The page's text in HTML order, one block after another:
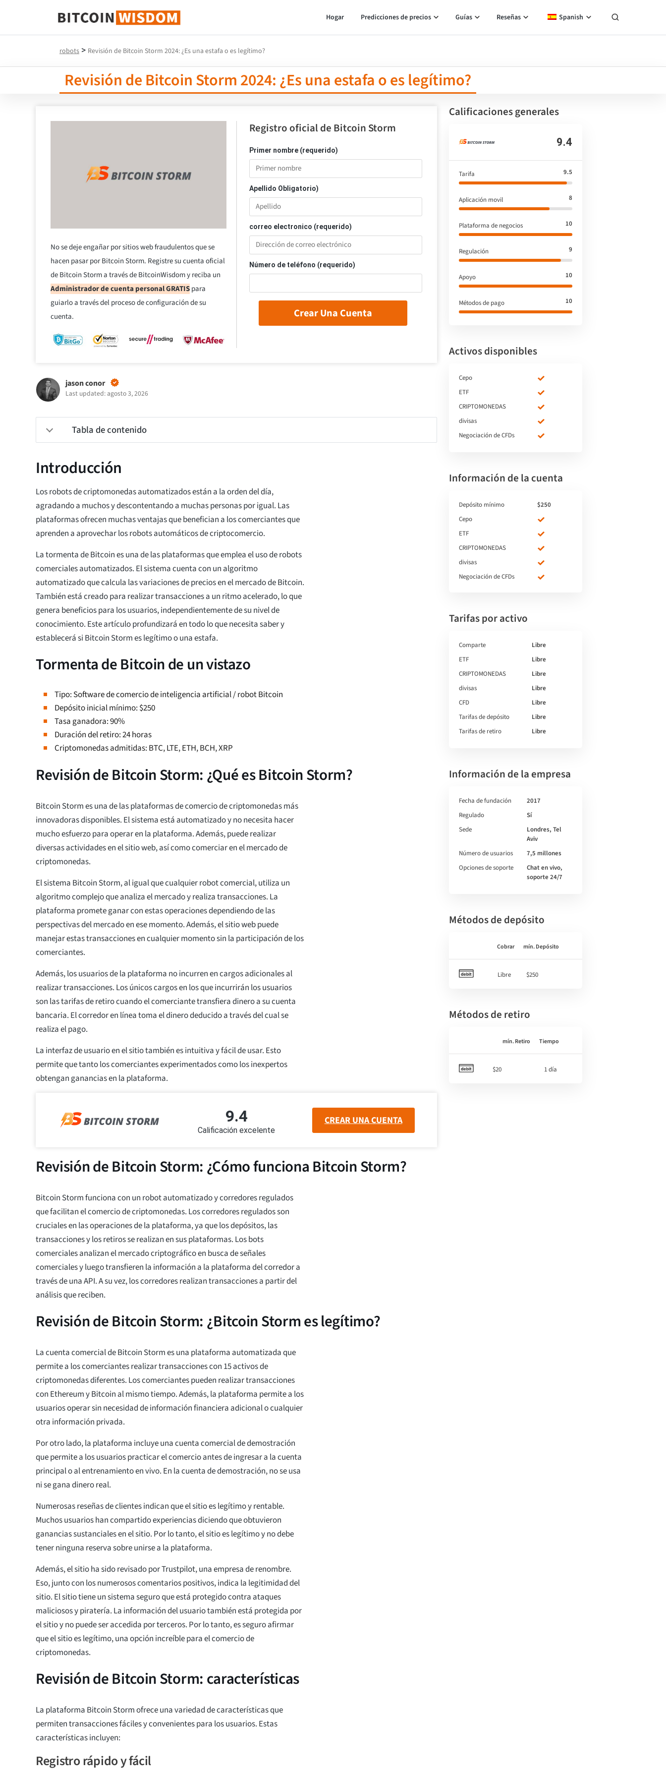
Sabiduría de Bitcoin
Hogar Predicciones de precios Guías Reseñas Spanish
robots > Revisión de Bitcoin Storm 2024: ¿Es una estafa o es legítimo?
Revisión de Bitcoin Storm 2024: ¿Es una estafa o es legítimo?
No se deje engañar por sitios web fraudulentos que se
hacen pasar por Bitcoin Storm. Registre su cuenta oficial
de Bitcoin Storm a través de BitcoinWisdom y reciba un
Administrador de cuenta personal GRATISpara
guiarlo a través del proceso de configuración de su
cuenta.
Registro oficial de Bitcoin Storm
Primer nombre (requerido)
Apellido Obligatorio)
correo electronico (requerido)
Número de teléfono (requerido)
Crear Una Cuenta
jason conor
Last updated: agosto 3, 2026
Tabla de contenido
Introducción
Los robots de criptomonedas automatizados están a la orden del día,
agradando a muchos y descontentando a muchas personas por igual. Las
plataformas ofrecen muchas ventajas que benefician a los comerciantes que
aprenden a aprovechar los robots automáticos de criptocomercio.
La tormenta de Bitcoin es una de las plataformas que emplea el uso de robots
comerciales automatizados. El sistema cuenta con un algoritmo
automatizado que calcula las variaciones de precios en el mercado de Bitcoin.
También está creado para realizar transacciones a un ritmo acelerado, lo que
genera beneficios para los usuarios, independientemente de su nivel de
conocimiento. Este artículo profundizará en todo lo que necesita saber y
establecerá si Bitcoin Storm es legítimo o una estafa.
Tormenta de Bitcoin de un vistazo
Tipo: Software de comercio de inteligencia artificial / robot Bitcoin
Depósito inicial mínimo: $250
Tasa ganadora: 90%
Duración del retiro: 24 horas
Criptomonedas admitidas: BTC, LTE, ETH, BCH, XRP
Revisión de Bitcoin Storm: ¿Qué es Bitcoin Storm?
Bitcoin Storm es una de las plataformas de comercio de criptomonedas más
innovadoras disponibles. El sistema está automatizado y no necesita hacer
mucho esfuerzo para operar en la plataforma. Además, puede realizar
diversas actividades en el sitio web, así como comerciar en el mercado de
criptomonedas.
El sistema Bitcoin Storm, al igual que cualquier robot comercial, utiliza un
algoritmo complejo que analiza el mercado y realiza transacciones. La
plataforma promete ganar con estas operaciones dependiendo de las
perspectivas del mercado en ese momento. Además, el sitio web puede
manejar estas transacciones en cualquier momento sin la participación de los
comerciantes.
Además, los usuarios de la plataforma no incurren en cargos adicionales al
realizar transacciones. Los únicos cargos en los que incurrirán los usuarios
son las tarifas de retiro cuando el comerciante transfiera dinero a su cuenta
bancaria. El corredor en línea toma el dinero deducido a través del cual se
realiza el pago.
La interfaz de usuario en el sitio también es intuitiva y fácil de usar. Esto
permite que tanto los comerciantes experimentados como los inexpertos
obtengan ganancias en la plataforma.
9.4
Calificación excelente
CREAR UNA CUENTA
Revisión de Bitcoin Storm: ¿Cómo funciona Bitcoin Storm?
Bitcoin Storm funciona con un robot automatizado y corredores regulados
que facilitan el comercio de criptomonedas. Los corredores regulados son
cruciales en las operaciones de la plataforma, ya que los depósitos, las
transacciones y los retiros se realizan en sus plataformas. Los bots
comerciales analizan el mercado criptográfico en busca de señales
comerciales y luego transfieren la información a la plataforma del corredor a
través de una API. A su vez, los corredores realizan transacciones a partir del
análisis que reciben.
Revisión de Bitcoin Storm: ¿Bitcoin Storm es legítimo?
La cuenta comercial de Bitcoin Storm es una plataforma automatizada que
permite a los comerciantes realizar transacciones con 15 activos de
criptomonedas diferentes. Los comerciantes pueden realizar transacciones
con Ethereum y Bitcoin al mismo tiempo. Además, la plataforma permite a los
usuarios operar sin necesidad de información financiera adicional o cualquier
otra información privada.
Por otro lado, la plataforma incluye una cuenta comercial de demostración
que permite a los usuarios practicar el comercio antes de ingresar a la cuenta
principal o al entrenamiento en vivo. En la cuenta de demostración, no se usa
ni se gana dinero real.
Numerosas reseñas de clientes indican que el sitio es legítimo y rentable.
Muchos usuarios han compartido experiencias diciendo que obtuvieron
ganancias sustanciales en el sitio. Por lo tanto, el sitio es legítimo y no debe
tener ninguna reserva sobre unirse a la plataforma.
Además, el sitio ha sido revisado por Trustpilot, una empresa de renombre.
Eso, junto con los numerosos comentarios positivos, indica la legitimidad del
sitio. El sitio tiene un sistema seguro que está protegido contra ataques
maliciosos y piratería. La información del usuario también está protegida por
el sitio y no puede ser accedida por terceros. Por lo tanto, es seguro afirmar
que el sitio es legítimo, una opción increíble para el comercio de
criptomonedas.
Revisión de Bitcoin Storm: características
La plataforma Bitcoin Storm ofrece una variedad de características que
permiten transacciones fáciles y convenientes para los usuarios. Estas
características incluyen:
Registro rápido y fácil
Calificaciones generales
9.4
Tarifa 9.5
Aplicación movil 8
Plataforma de negocios 10
Regulación 9
Apoyo 10
Métodos de pago 10
Activos disponibles
Cepo
ETF
CRIPTOMONEDAS
divisas
Negociación de CFDs
Información de la cuenta
Depósito mínimo
$250
Cepo
ETF
CRIPTOMONEDAS
divisas
Negociación de CFDs
Tarifas por activo
Comparte
Libre
ETF
Libre
CRIPTOMONEDAS
Libre
divisas
Libre
CFD
Libre
Tarifas de depósito
Libre
Tarifas de retiro
Libre
Información de la empresa
Fecha de fundación
2017
Regulado
Sí
Sede
Londres, Tel
Aviv
Número de usuarios
7,5 millones
Opciones de soporte
Chat en vivo,
soporte 24/7
Métodos de depósito
Cobrar mín. Depósito
Libre $250
Métodos de retiro
mín. Retiro Tiempo
$20 1 día